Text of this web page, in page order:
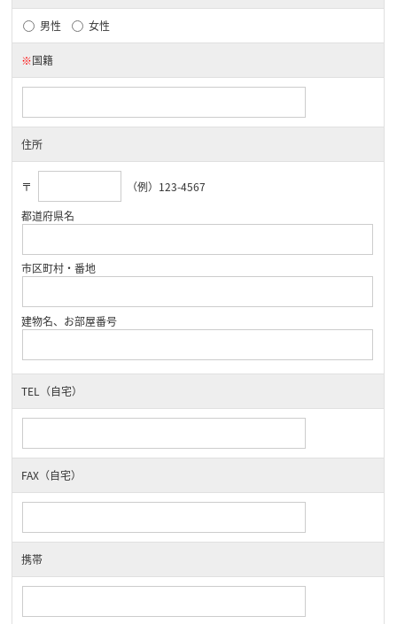
男性 女性
※国籍
住所
〒
（例）123-4567
都道府県名
市区町村・番地
建物名、お部屋番号
TEL（自宅）
FAX（自宅）
携帯